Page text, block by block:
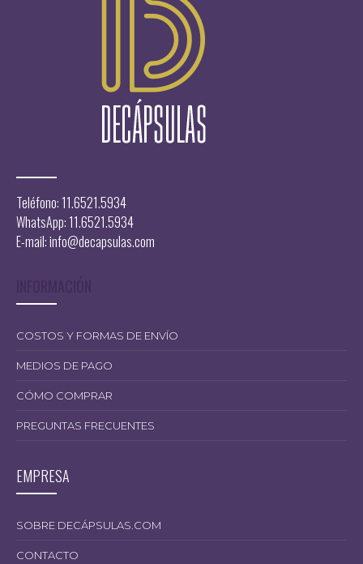
Teléfono: 11.6521.5934
WhatsApp: 11.6521.5934
E-mail:info@decapsulas.com
COSTOS Y FORMAS DE ENVÍO
MEDIOS DE PAGO
CÓMO COMPRAR
PREGUNTAS FRECUENTES
EMPRESA
SOBRE DECÁPSULAS.COM
CONTACTO